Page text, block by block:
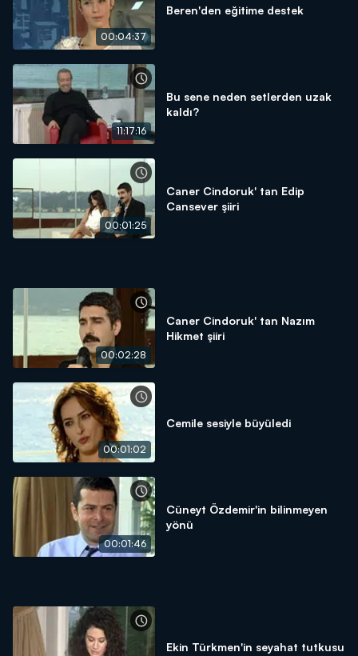
00:04:37
Beren'den eğitime destek
11:17:16
Bu sene neden setlerden uzak
kaldı?
00:01:25
Caner Cindoruk' tan Edip
Cansever şiiri
00:02:28
Caner Cindoruk' tan Nazım
Hikmet şiiri
00:01:02
Cemile sesiyle büyüledi
00:01:46
Cüneyt Özdemir'in bilinmeyen
yönü
Ekin Türkmen'in seyahat tutkusu